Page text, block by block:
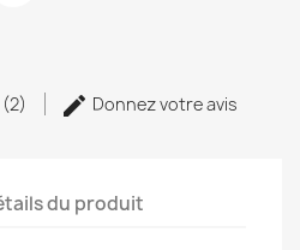
Donnez votre avis
du produit